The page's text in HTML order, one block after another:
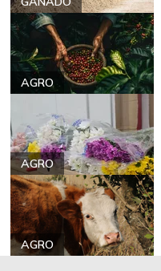
AGRO
AGRO
AGRO